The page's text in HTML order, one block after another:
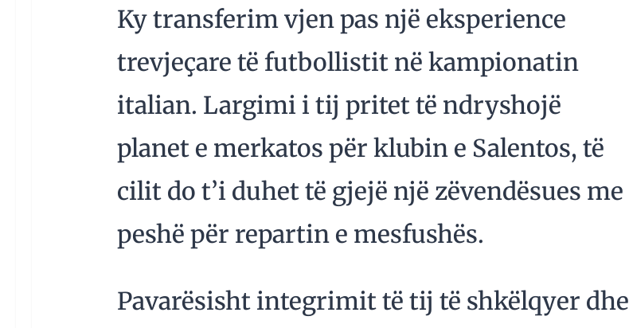
Ky transferim vjen pas një eksperience
trevjeçare të futbollistit në kampionatin
italian. Largimi i tij pritet të ndryshojë
planet e merkatos për klubin e Salentos, të
cilit do t’i duhet të gjejë një zëvendësues me
peshë për repartin e mesfushës.
Pavarësisht integrimit të tij të shkëlqyer dhe